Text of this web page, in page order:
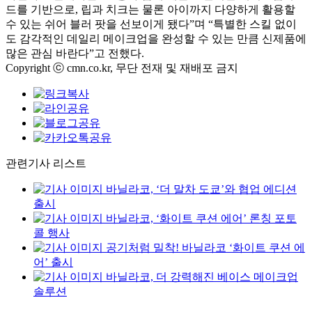
드를 기반으로, 립과 치크는 물론 아이까지 다양하게 활용할
수 있는 쉬어 블러 팟을 선보이게 됐다”며 “특별한 스킬 없이
도 감각적인 데일리 메이크업을 완성할 수 있는 만큼 신제품에
많은 관심 바란다”고 전했다.
Copyright ⓒ cmn.co.kr, 무단 전재 및 재배포 금지
관련기사 리스트
바닐라코, ‘더 말차 도쿄’와 협업 에디션
출시
바닐라코, ‘화이트 쿠션 에어’ 론칭 포토
콜 행사
공기처럼 밀착! 바닐라코 ‘화이트 쿠션 에
어’ 출시
바닐라코, 더 강력해진 베이스 메이크업
솔루션